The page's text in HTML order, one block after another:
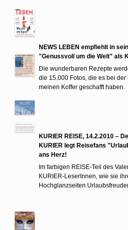
NEWS LEBEN empfiehlt in
"Genussvoll um die Welt" als
Die wunderbaren Rezepte
die 15.000 Fotos, die es bei
meinen Koffer geschafft haben.
KURIER REISE, 14.2.2010 –
KURIER legt Reisefans
ans Herz!
Im farbigen REISE-Teil des
KURIER-LeserInnen, wie sie
Hochglanzseiten